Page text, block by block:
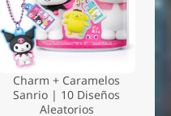
Charm + Caramelos
Sanrio | 10 Diseños
Aleatorios